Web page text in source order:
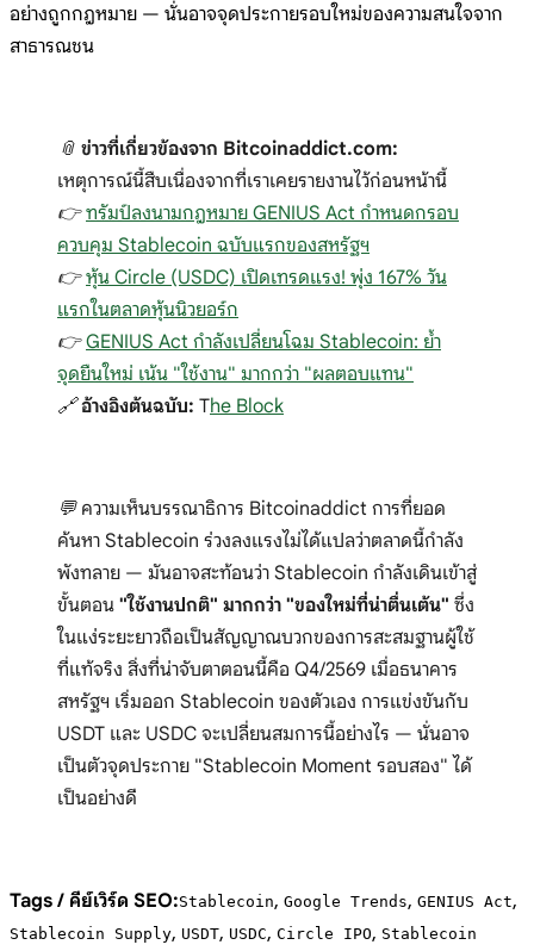
อย่างถูกกฎหมาย — นั่นอาจจุดประกายรอบใหม่ของความสนใจจาก
สาธารณชน
📎 ข่าวที่เกี่ยวข้องจาก Bitcoinaddict.com:
เหตุการณ์นี้สืบเนื่องจากที่เราเคยรายงานไว้ก่อนหน้านี้
👉ทรัมป์ลงนามกฎหมาย GENIUS Act กำหนดกรอบ
ควบคุม Stablecoin ฉบับแรกของสหรัฐฯ
👉หุ้น Circle (USDC) เปิดเทรดแรง! พุ่ง 167% วัน
แรกในตลาดหุ้นนิวยอร์ก
👉GENIUS Act กำลังเปลี่ยนโฉม Stablecoin: ย้ำ
จุดยืนใหม่ เน้น "ใช้งาน" มากกว่า "ผลตอบแทน"
🔗อ้างอิงต้นฉบับ: The Block
💬 ความเห็นบรรณาธิการ Bitcoinaddict การที่ยอด
ค้นหา Stablecoin ร่วงลงแรงไม่ได้แปลว่าตลาดนี้กำลัง
พังทลาย — มันอาจสะท้อนว่า Stablecoin กำลังเดินเข้าสู่
ขั้นตอน "ใช้งานปกติ" มากกว่า "ของใหม่ที่น่าตื่นเต้น" ซึ่ง
ในแง่ระยะยาวถือเป็นสัญญาณบวกของการสะสมฐานผู้ใช้
ที่แท้จริง สิ่งที่น่าจับตาตอนนี้คือ Q4/2569 เมื่อธนาคาร
สหรัฐฯ เริ่มออก Stablecoin ของตัวเอง การแข่งขันกับ
USDT และ USDC จะเปลี่ยนสมการนี้อย่างไร — นั่นอาจ
เป็นตัวจุดประกาย "Stablecoin Moment รอบสอง" ได้
เป็นอย่างดี
Tags / คีย์เวิร์ด SEO:Stablecoin, Google Trends, GENIUS Act,
Stablecoin Supply, USDT, USDC, Circle IPO, Stablecoin